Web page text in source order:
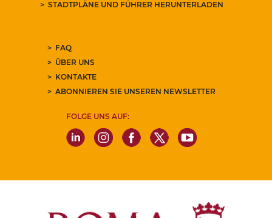
STADTPLÄNE UND FÜHRER HERUNTERLADEN
FAQ
ÜBER UNS
KONTAKTE
ABONNIEREN SIE UNSEREN NEWSLETTER
FOLGE UNS AUF: